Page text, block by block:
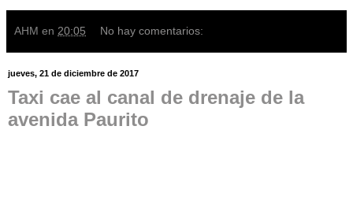
AHM en 20:05 No hay comentarios:
jueves, 21 de diciembre de 2017
Taxi cae al canal de drenaje de la
avenida Paurito